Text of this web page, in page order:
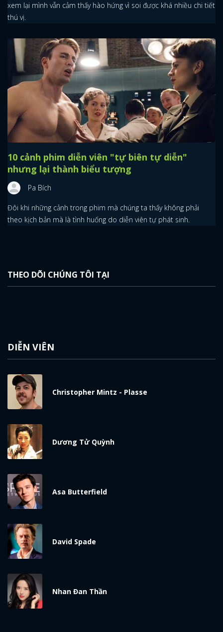
ĐĂNG NHẬP
xem lại mình vẫn cảm thấy hào hứng vì soi được khá nhiều chi tiết
thú vị.
10 cảnh phim diễn viên "tự biên tự diễn"
nhưng lại thành biểu tượng
Pa Bích
Đôi khi những cảnh trong phim mà chúng ta thấy không phải
theo kịch bản mà là tình huống do diễn viên tự phát sinh.
THEO DÕI CHÚNG TÔI TẠI
DIỄN VIÊN
Christopher Mintz - Plasse
Dương Tử Quỳnh
Asa Butterfield
David Spade
Nhan Đan Thần